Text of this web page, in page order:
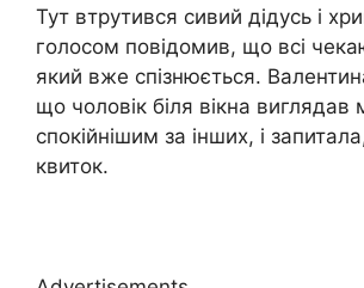
Тут втрутився сивий дідусь і
голосом повідомив, що всі
який вже спізнюється.
що чоловік біля вікна
спокійнішим за інших, і
квиток.